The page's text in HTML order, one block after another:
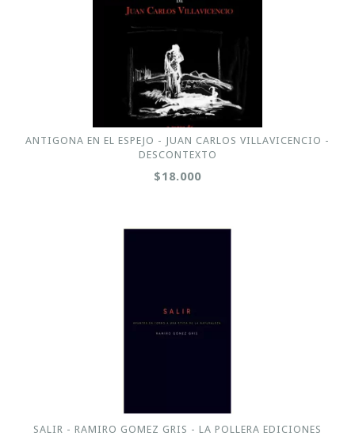
ANTIGONA EN EL ESPEJO - JUAN CARLOS VILLAVICENCIO -
DESCONTEXTO
$18.000
SALIR - RAMIRO GOMEZ GRIS - LA POLLERA EDICIONES